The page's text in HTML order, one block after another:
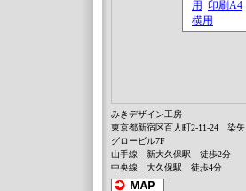
みきデザイン工房
東京都新宿区百人町2-11-24 染矢
グロービル7F
山手線 新大久保駅 徒歩2分
中央線 大久保駅 徒歩4分